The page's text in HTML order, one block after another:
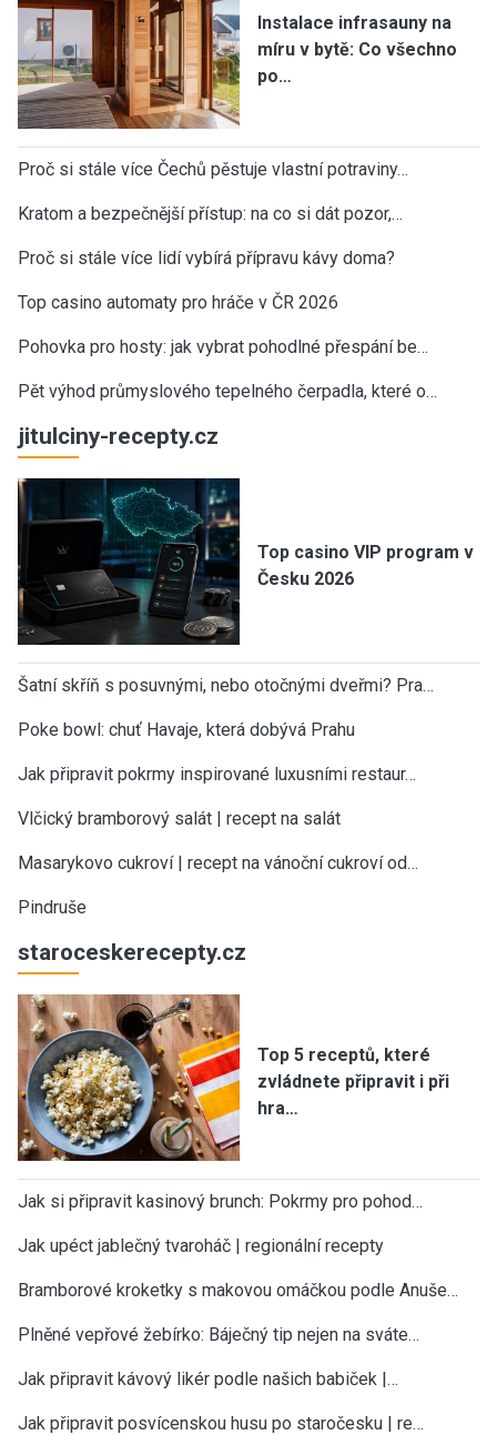
Instalace infrasauny na
míru v bytě: Co všechno
po…
Proč si stále více Čechů pěstuje vlastní potraviny…
Kratom a bezpečnější přístup: na co si dát pozor,…
Proč si stále více lidí vybírá přípravu kávy doma?
Top casino automaty pro hráče v ČR 2026
Pohovka pro hosty: jak vybrat pohodlné přespání be…
Pět výhod průmyslového tepelného čerpadla, které o…
jitulciny-recepty.cz
Top casino VIP program v
Česku 2026
Šatní skříň s posuvnými, nebo otočnými dveřmi? Pra…
Poke bowl: chuť Havaje, která dobývá Prahu
Jak připravit pokrmy inspirované luxusními restaur…
Vlčický bramborový salát | recept na salát
Masarykovo cukroví | recept na vánoční cukroví od…
Pindruše
staroceskerecepty.cz
Top 5 receptů, které
zvládnete připravit i při
hra…
Jak si připravit kasinový brunch: Pokrmy pro pohod…
Jak upéct jablečný tvaroháč | regionální recepty
Bramborové kroketky s makovou omáčkou podle Anuše…
Plněné vepřové žebírko: Báječný tip nejen na sváte…
Jak připravit kávový likér podle našich babiček |…
Jak připravit posvícenskou husu po staročesku | re…